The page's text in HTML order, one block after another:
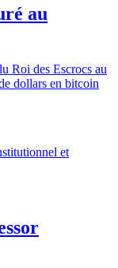
au
Roi des Escrocs au
dollars en bitcoin